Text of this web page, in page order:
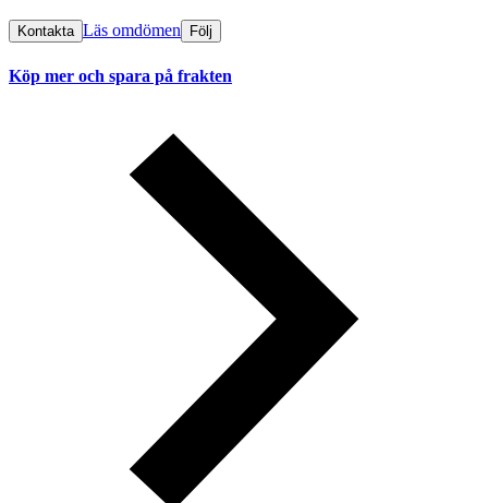
Kontakta Läs omdömen Följ
Köp mer och spara på frakten